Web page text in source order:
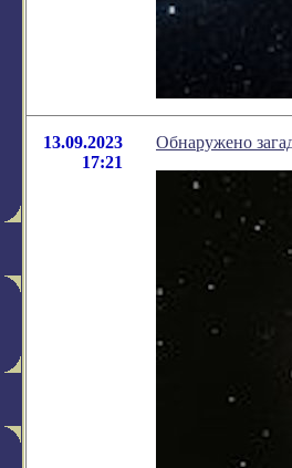
13.09.2023
17:21
Обнаружено